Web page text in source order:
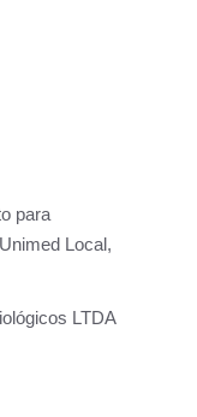
para
Unimed Local,
LTDA